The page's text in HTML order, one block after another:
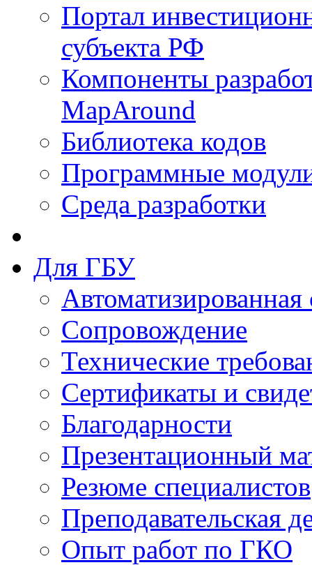
Портал
субъекта РФ
Компоненты
MapAround
Библиотека кодов
Программные
Среда разработки
Для ГБУ
Сопровождение
Технические
Сертификаты и
Благодарности
Презентационный
Резюме специалистов
Преподавательская
Опыт работ по ГКО